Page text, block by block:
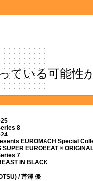
ている可能性
8
EUROMACH Special
SUPER EUROBEAT ×
7
IN BLACK
/ 芹澤 優